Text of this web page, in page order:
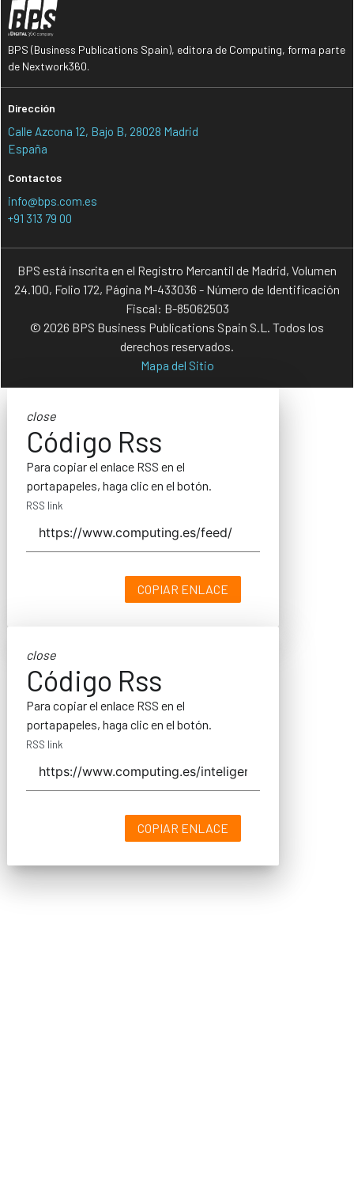
BPS (Business Publications Spain), editora de Computing, forma parte
de Nextwork360.
Dirección
Calle Azcona 12, Bajo B, 28028 Madrid
España
Contactos
info@bps.com.es
+91 313 79 00
BPS está inscrita en el Registro Mercantil de Madrid, Volumen
24.100, Folio 172, Página M-433036 - Número de Identificación
Fiscal: B-85062503
© 2026 BPS Business Publications Spain S.L. Todos los
derechos reservados.
Mapa del Sitio
close
Código Rss
Para copiar el enlace RSS en el
portapapeles, haga clic en el botón.
RSS link
COPIAR ENLACE
close
Código Rss
Para copiar el enlace RSS en el
portapapeles, haga clic en el botón.
RSS link
COPIAR ENLACE